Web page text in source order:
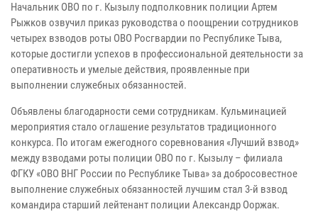
Начальник ОВО по г. Кызылу подполковник полиции Артем
Рыжков озвучил приказ руководства о поощрении сотрудников
четырех взводов роты ОВО Росгвардии по Республике Тыва,
которые достигли успехов в профессиональной деятельности за
оперативность и умелые действия, проявленные при
выполнении служебных обязанностей.
Объявлены благодарности семи сотрудникам. Кульминацией
мероприятия стало оглашение результатов традиционного
конкурса. По итогам ежегодного соревнования «Лучший взвод»
между взводами роты полиции ОВО по г. Кызылу – филиала
ФГКУ «ОВО ВНГ России по Республике Тыва» за добросовестное
выполнение служебных обязанностей лучшим стал 3-й взвод
командира старший лейтенант полиции Александр Ооржак.